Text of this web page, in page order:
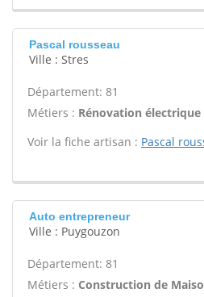
Pascal rousseau
Ville : Stres
Département: 81
Métiers : Rénovation
Voir la fiche artisan : Pascal
Auto entrepreneur
Ville : Puygouzon
Département: 81
Métiers : Construction de